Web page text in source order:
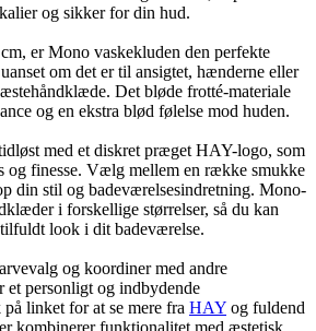
og sikker for din hud.
er Mono vaskekluden den perfekte
om det er til ansigtet, hænderne eller
Det bløde frotté-materiale
og en ekstra blød følelse mod huden.
med et diskret præget HAY-logo, som
og finesse. Vælg mellem en række smukke
din stil og badeværelsesindretning. Mono-
i forskellige størrelser, så du kan
look i dit badeværelse.
og koordiner med andre
personligt og indbydende
linket for at se mere fra HAY og fuldend
kombinerer funktionalitet med æstetisk